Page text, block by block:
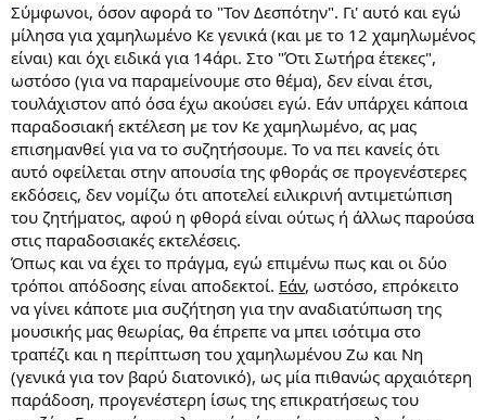
Σύμφωνοι, όσον αφορά το "Τον Δεσπότην". Γι' αυτό και εγώ
μίλησα για χαμηλωμένο Κε γενικά (και με το 12 χαμηλωμένος
είναι) και όχι ειδικά για 14άρι. Στο "Ότι Σωτήρα έτεκες",
ωστόσο (για να παραμείνουμε στο θέμα), δεν είναι έτσι,
τουλάχιστον από όσα έχω ακούσει εγώ. Εάν υπάρχει κάποια
παραδοσιακή εκτέλεση με τον Κε χαμηλωμένο, ας μας
επισημανθεί για να το συζητήσουμε. Το να πει κανείς ότι
αυτό οφείλεται στην απουσία της φθοράς σε προγενέστερες
εκδόσεις, δεν νομίζω ότι αποτελεί ειλικρινή αντιμετώπιση
του ζητήματος, αφού η φθορά είναι ούτως ή άλλως παρούσα
στις παραδοσιακές εκτελέσεις.
Όπως και να έχει το πράγμα, εγώ επιμένω πως και οι δύο
τρόποι απόδοσης είναι αποδεκτοί. Εάν, ωστόσο, επρόκειτο
να γίνει κάποτε μια συζήτηση για την αναδιατύπωση της
μουσικής μας θεωρίας, θα έπρεπε να μπει ισότιμα στο
τραπέζι και η περίπτωση του χαμηλωμένου Ζω και Νη
(γενικά για τον βαρύ διατονικό), ως μία πιθανώς αρχαιότερη
παράδοση, προγενέστερη ίσως της επικρατήσεως του